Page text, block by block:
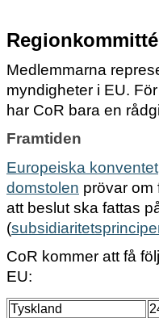
Medlemmarna
myndigheter i EU.
har CoR bara en
Framtiden
Europeiska konventet
domstolen prövar om
att beslut ska fattas
(
CoR kommer att få
EU:
Tyskland